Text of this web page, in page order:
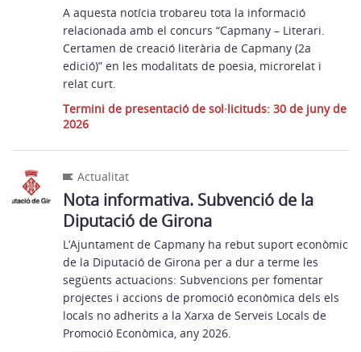
A aquesta notícia trobareu tota la informació
relacionada amb el concurs “Capmany – Literari.
Certamen de creació literària de Capmany (2a
edició)” en les modalitats de poesia, microrelat i
relat curt.
Termini de presentació de sol·licituds: 30 de juny de
2026
Actualitat
Nota informativa. Subvenció de la
Diputació de Girona
L’Ajuntament de Capmany ha rebut suport econòmic
de la Diputació de Girona per a dur a terme les
següents actuacions: Subvencions per fomentar
projectes i accions de promoció econòmica dels els
locals no adherits a la Xarxa de Serveis Locals de
Promoció Econòmica, any 2026.